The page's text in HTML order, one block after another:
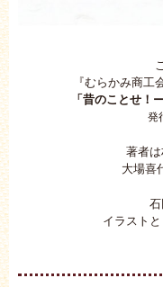
『むらかみ商
「昔のことせ！
発
著者
大場喜
イラストと